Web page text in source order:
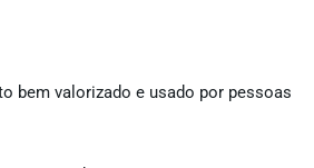
bem valorizado e usado por pessoas